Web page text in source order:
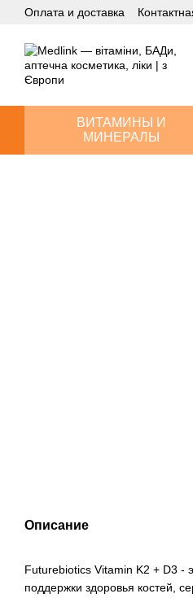
Перейти к основному контенту
Оплата и доставка
ВИТАМИНЫ И
МИНЕРАЛЫ
Описание
Futurebiotics Vitamin K2 + D3
поддержки здоровья костей,